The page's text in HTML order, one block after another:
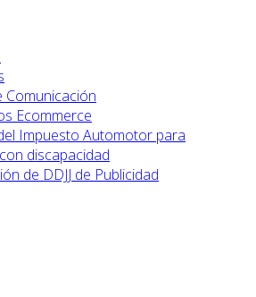
Comunicación
Ecommerce
Impuesto Automotor para
discapacidad
de DDJJ de Publicidad